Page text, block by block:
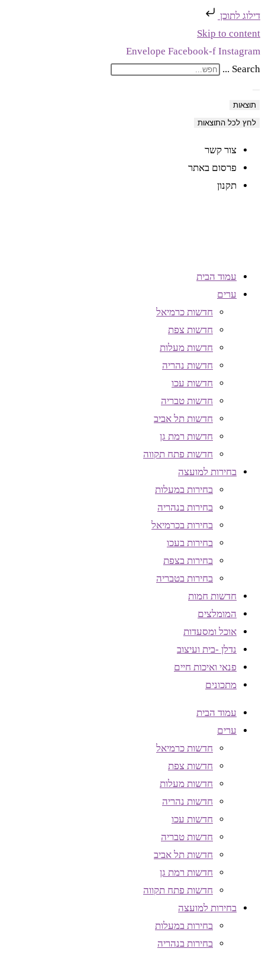
דילוג לתוכן
Skip to content
Envelope Facebook-f Instagram
Search ...
תוצאות
לחץ לכל התוצאות
צור קשר
פרסום באתר
תקנון
עמוד הבית
ערים
חדשות כרמיאל
חדשות צפת
חדשות מעלות
חדשות נהריה
חדשות עכו
חדשות טבריה
חדשות תל אביב
חדשות רמת גן
חדשות פתח תקווה
בחירות למועצה
בחירות במעלות
בחירות בנהריה
בחירות בכרמיאל
בחירות בעכו
בחירות בצפת
בחירות בטבריה
חדשות חמות
המומלצים
אוכל ומסעדות
נדלן -בית ועיצוב
פנאי ואיכות חיים
מתכונים
עמוד הבית
ערים
חדשות כרמיאל
חדשות צפת
חדשות מעלות
חדשות נהריה
חדשות עכו
חדשות טבריה
חדשות תל אביב
חדשות רמת גן
חדשות פתח תקווה
בחירות למועצה
בחירות במעלות
בחירות בנהריה